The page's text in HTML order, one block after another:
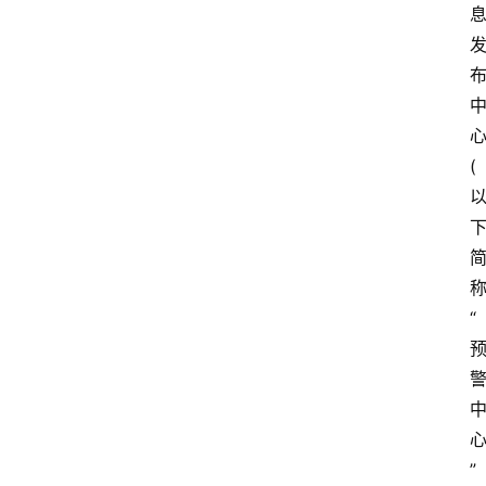
息
发
布
中
心
(
以
下
简
称
“
预
警
中
心
”